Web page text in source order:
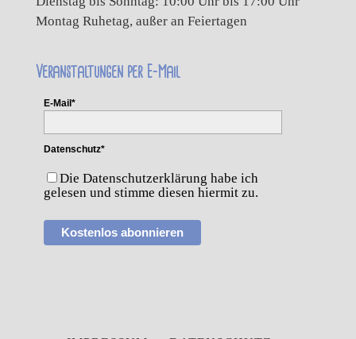
Montag Ruhetag, außer an Feiertagen
Veranstaltungen per E-Mail
E-Mail*
Datenschutz*
Die Datenschutzerklärung habe ich
gelesen und stimme diesen hiermit zu.
Kostenlos abonnieren